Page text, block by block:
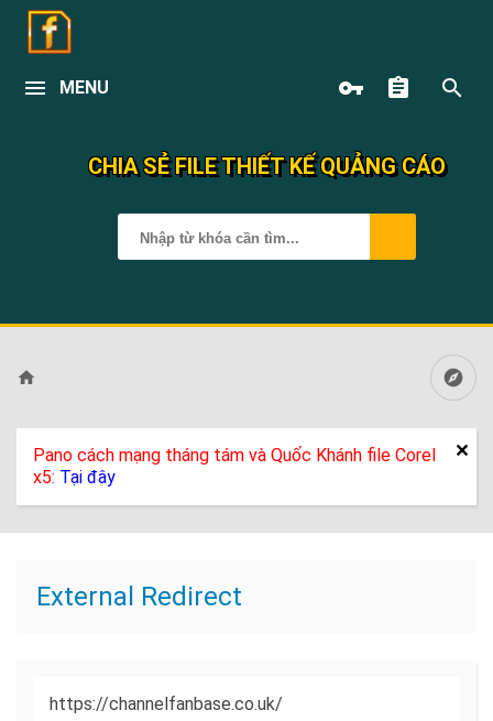
MENU
CHIA SẺ FILE THIẾT KẾ QUẢNG CÁO
Pano cách mạng tháng tám và Quốc Khánh file Corel
x5: Tại đây
External Redirect
https://channelfanbase.co.uk/